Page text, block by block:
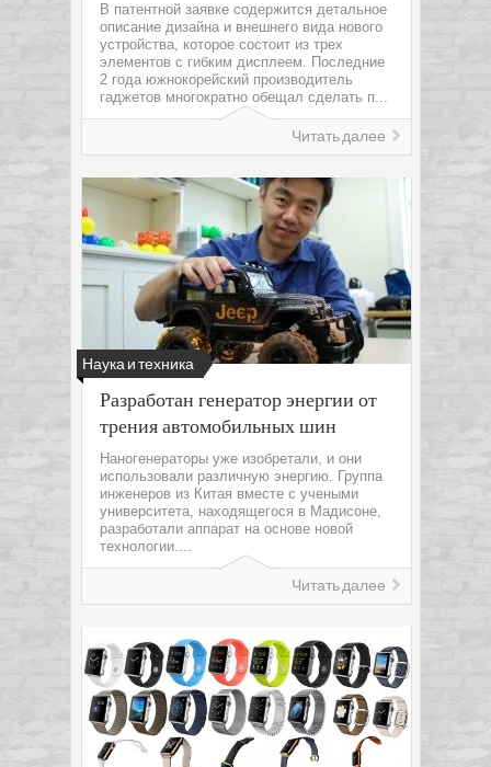
В патентной заявке содержится детальное
описание дизайна и внешнего вида нового
устройства, которое состоит из трех
элементов с гибким дисплеем. Последние
2 года южнокорейский производитель
гаджетов многократно обещал сделать п...
Читать далее
Наука и техника
Разработан генератор энергии от
трения автомобильных шин
Наногенераторы уже изобретали, и они
использовали различную энергию. Группа
инженеров из Китая вместе с учеными
университета, находящегося в Мадисоне,
разработали аппарат на основе новой
технологии....
Читать далее